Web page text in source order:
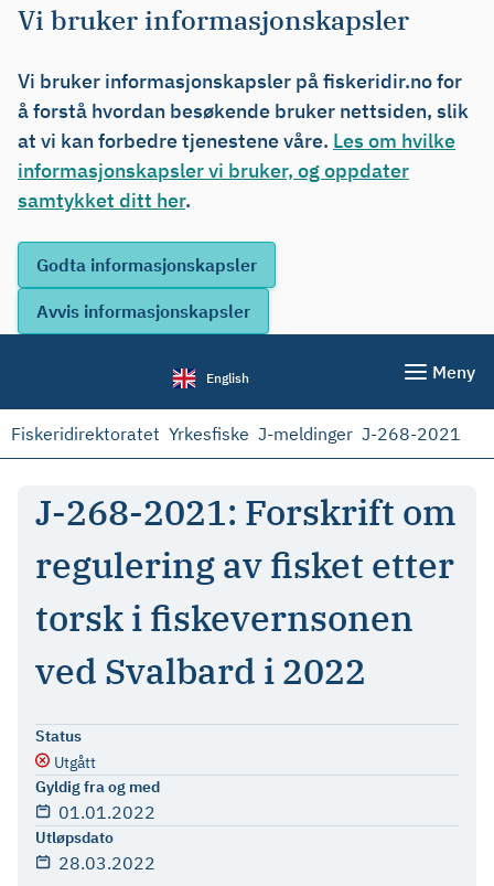
Vi bruker informasjonskapsler
Vi bruker informasjonskapsler på fiskeridir.no for
å forstå hvordan besøkende bruker nettsiden, slik
at vi kan forbedre tjenestene våre. Les om hvilke
informasjonskapsler vi bruker, og oppdater
samtykket ditt her.
English Meny
Fiskeridirektoratet Yrkesfiske J-meldinger J-268-2021
J-268-2021: Forskrift om
regulering av fisket etter
torsk i fiskevernsonen
ved Svalbard i 2022
Status
Utgått
Gyldig fra og med
01.01.2022
Utløpsdato
28.03.2022